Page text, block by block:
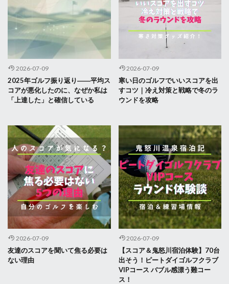
2026-07-09
2025年ゴルフ振り返り――平均ス
コアが悪化したのに、なぜか私は
「上達した」と確信している
2026-07-09
寒い日のゴルフでいいスコアを出
すコツ｜冷え対策と戦略で冬のラ
ウンドを攻略
2026-07-09
友達のスコアを聞いて焦る必要は
ない理由
2026-07-09
【スコア＆鬼怒川宿泊体験】70台
出そう！ピートダイゴルフクラブ
VIPコース バブル感漂う難コー
ス！